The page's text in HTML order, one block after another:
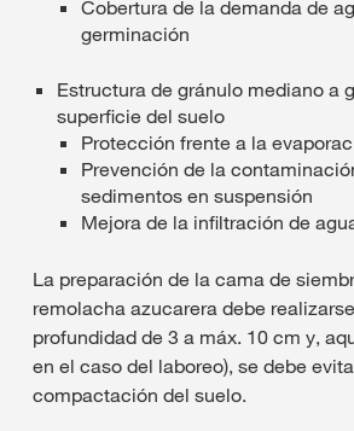
Cobertura de la demanda de
germinación
Estructura de gránulo mediano a
superficie del suelo
Protección frente a la
Prevención de la
sedimentos en suspensión
Mejora de la infiltración de
La preparación de la cama de
remolacha azucarera debe
profundidad de 3 a máx. 10 cm y,
en el caso del laboreo), se debe
compactación del suelo.